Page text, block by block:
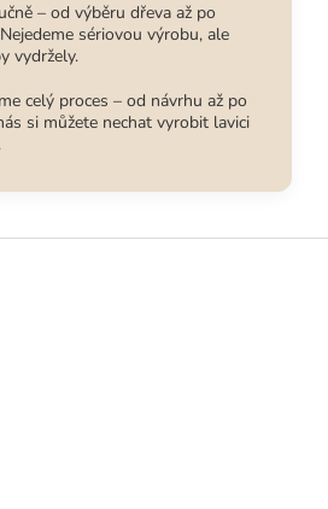
– od výběru dřeva až po
sériovou výrobu, ale
vydržely.
celý proces – od návrhu až po
si můžete nechat vyrobit lavici